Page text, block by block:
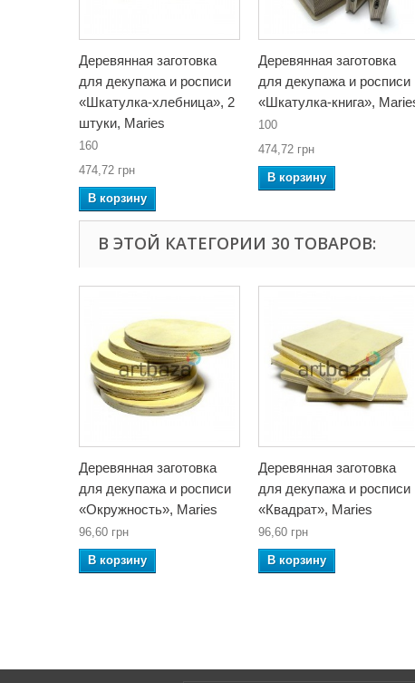
Деревянная заготовка
для декупажа и росписи
«Шкатулка-хлебница», 2
штуки, Maries
160
474,72 грн
В корзину
Деревянная заготовка
для декупажа и росписи
«Шкатулка-книга»,
100
474,72 грн
В корзину
В ЭТОЙ КАТЕГОРИИ 30 ТОВАРОВ:
Деревянная заготовка
для декупажа и росписи
«Окружность», Maries
96,60 грн
В корзину
Деревянная заготовка
для декупажа и росписи
«Квадрат», Maries
96,60 грн
В корзину